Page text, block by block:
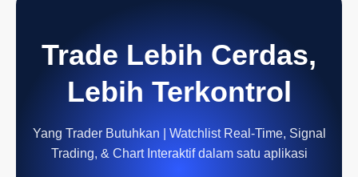
Trade Lebih Cerdas,
Lebih Terkontrol
Yang Trader Butuhkan | Watchlist Real-Time, Signal
Trading, & Chart Interaktif dalam satu aplikasi